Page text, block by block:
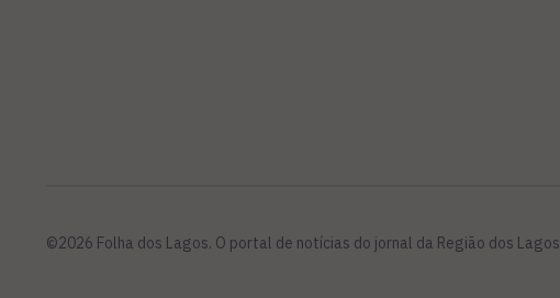
©2026 Folha dos Lagos. O portal de notícias do jornal da Região dos Lagos